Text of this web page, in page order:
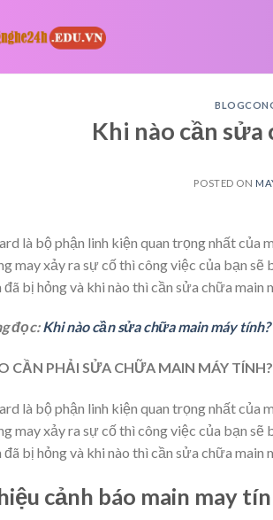
Khi nào cần
POSTED ON
là bộ phận linh kiện quan trọng nhất của
may xảy ra sự cố thì công việc của bạn
đã bị hỏng và khi nào thì cần sửa chữa main
đọc:Khi nào cần sửa chữa main máy tính?
CẦN PHẢI SỬA CHỮA MAIN MÁY TÍNH?
là bộ phận linh kiện quan trọng nhất của
may xảy ra sự cố thì công việc của bạn
đã bị hỏng và khi nào thì cần sửa chữa main
cảnh báo main may